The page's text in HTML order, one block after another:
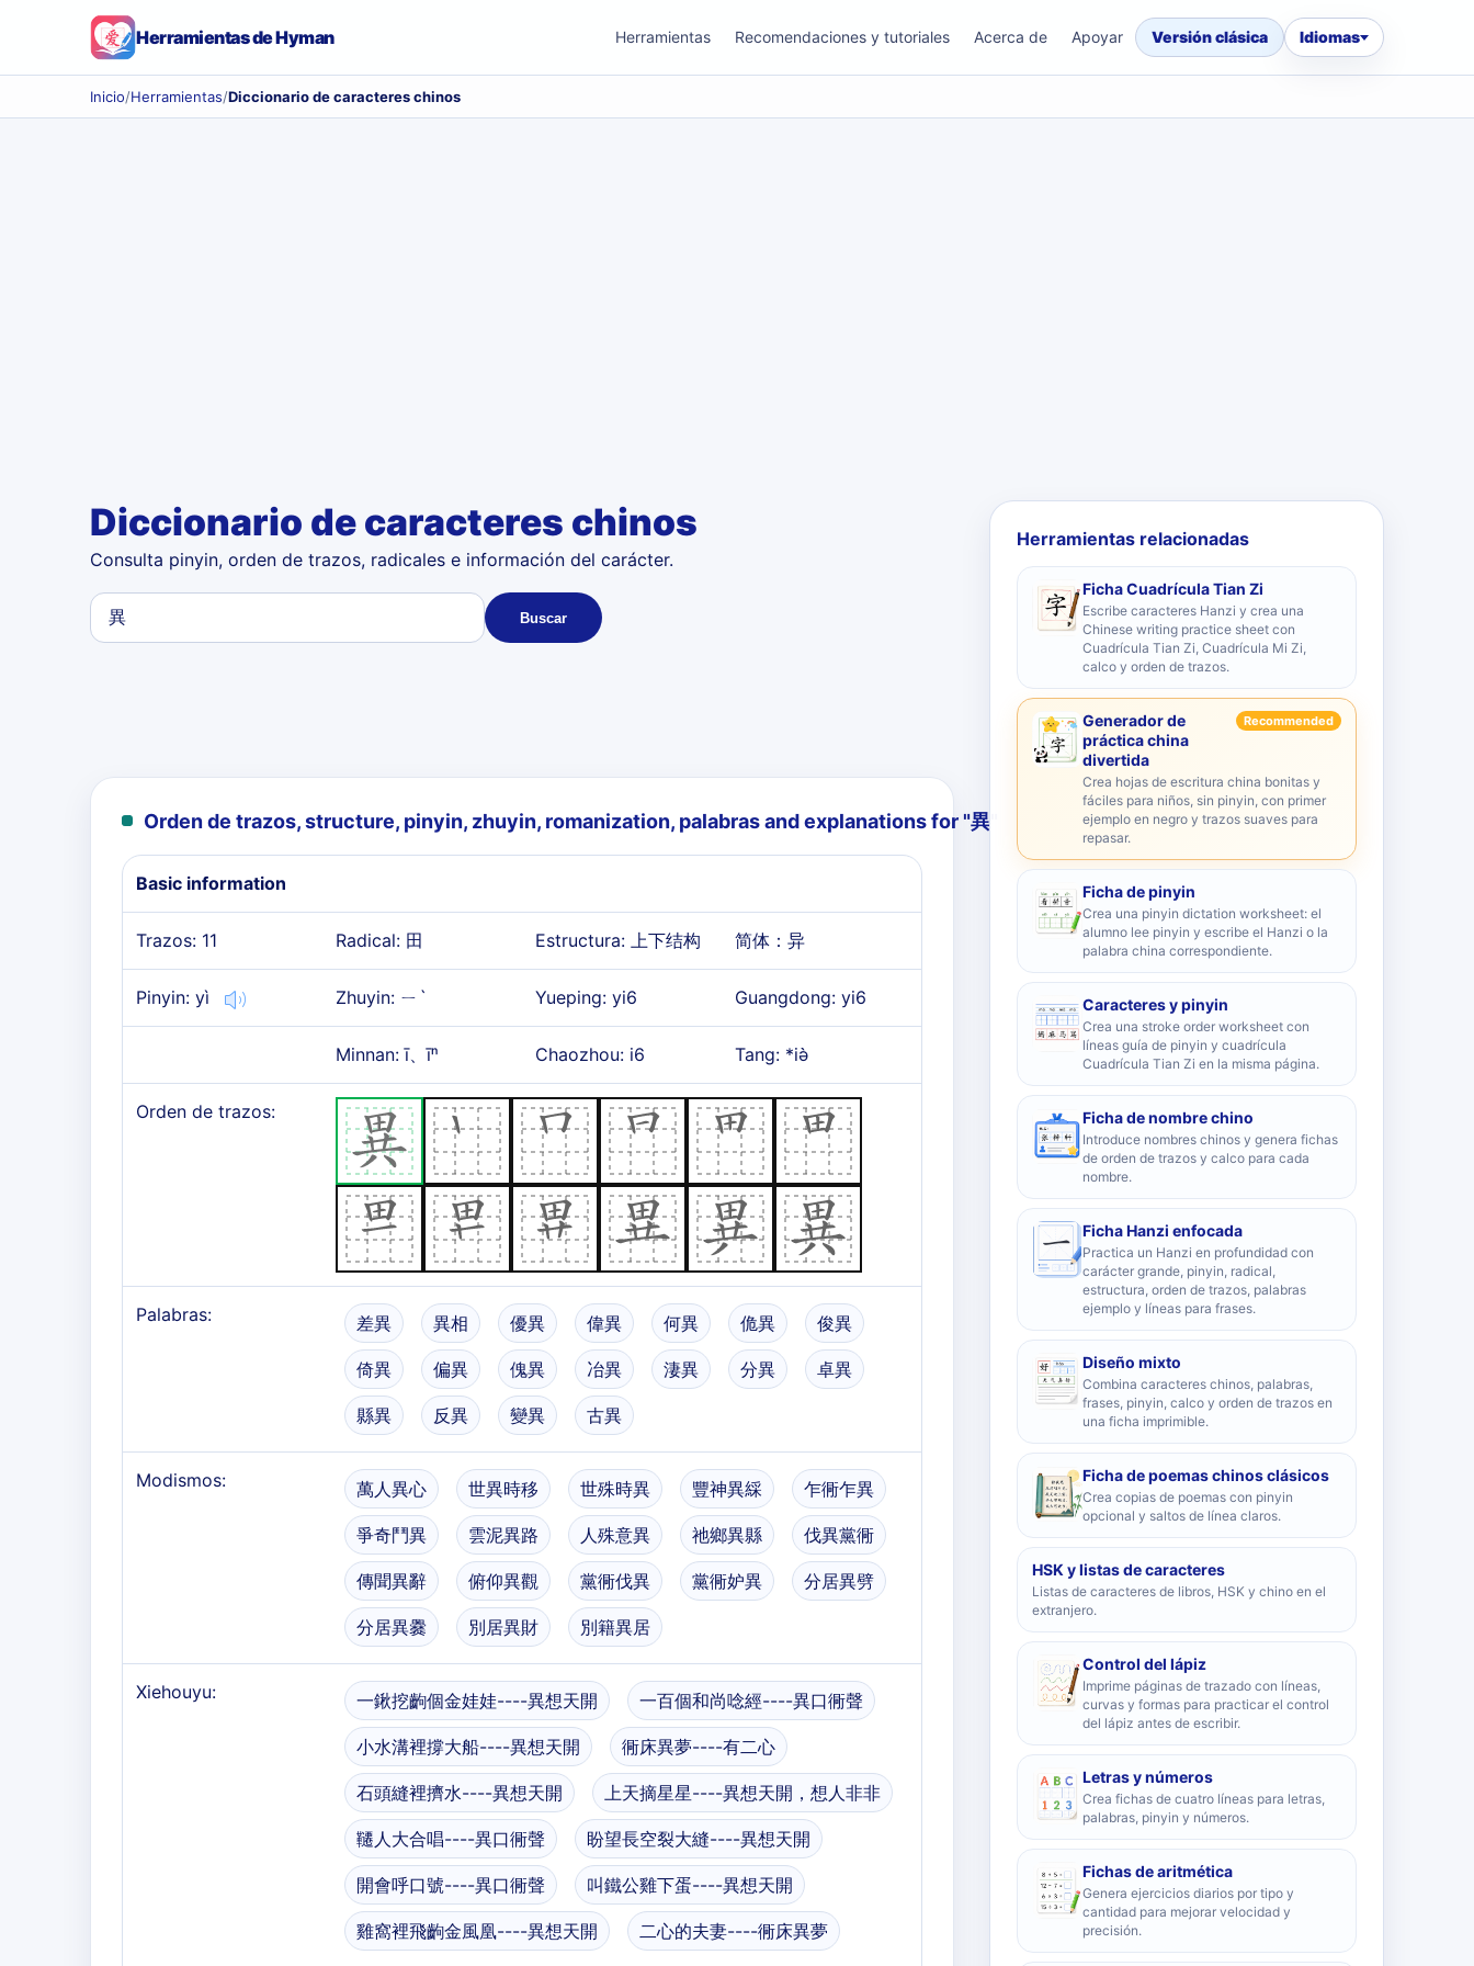
Herramientas de Hyman Herramientas Recomendaciones y tutoriales Acerca de Apoyar Versión clásica Idiomas
Inicio/Herramientas/Diccionario de caracteres chinos
Diccionario de caracteres chinos
Consulta pinyin, orden de trazos, radicales e información del carácter.
Buscar
Orden de trazos, structure, pinyin, zhuyin, romanization, palabras and explanations for "異
Basic information
Trazos: 11 Radical: 田 Estructura: 上下结构 简体： 异
Pinyin: yì Zhuyin: ㄧˋ Yueping: yi6 Guangdong: yi6
Minnan: ī、īⁿ Chaozhou: i6 Tang: *iə̀
Orden de trazos:
Palabras: 差異 異相 優異 偉異 何異 佹異 俊異
倚異 偏異 傀異 冶異 淒異 分異 卓異
縣異 反異 變異 古異
Modismos: 萬人異心 世異時移 世殊時異 豐神異綵 乍衕乍異
爭奇鬥異 雲泥異路 人殊意異 祂鄉異縣 伐異黨衕
傳聞異辭 俯仰異觀 黨衕伐異 黨衕妒異 分居異劈
分居異爨 別居異財 別籍異居
Xiehouyu: 一鍬挖齣個金娃娃----異想天開 一百個和尚唸經----異口衕聲
小水溝裡撐大船----異想天開 衕床異夢----有二心
石頭縫裡擠水----異想天開 上天摘星星----異想天開，想人非非
韆人大合唱----異口衕聲 盼望長空裂大縫----異想天開
開會呼口號----異口衕聲 叫鐵公雞下蛋----異想天開
雞窩裡飛齣金風凰----異想天開 二心的夫妻----衕床異夢
Herramientas relacionadas
Ficha Cuadrícula Tian Zi
Escribe caracteres Hanzi y crea una
Chinese writing practice sheet con
Cuadrícula Tian Zi, Cuadrícula Mi Zi,
calco y orden de trazos.
Generador de
práctica china
divertida
Recommended
Crea hojas de escritura china bonitas y
fáciles para niños, sin pinyin, con primer
ejemplo en negro y trazos suaves para
repasar.
Ficha de pinyin
Crea una pinyin dictation worksheet: el
alumno lee pinyin y escribe el Hanzi o la
palabra china correspondiente.
Caracteres y pinyin
Crea una stroke order worksheet con
líneas guía de pinyin y cuadrícula
Cuadrícula Tian Zi en la misma página.
Ficha de nombre chino
Introduce nombres chinos y genera fichas
de orden de trazos y calco para cada
nombre.
Ficha Hanzi enfocada
Practica un Hanzi en profundidad con
carácter grande, pinyin, radical,
estructura, orden de trazos, palabras
ejemplo y líneas para frases.
Diseño mixto
Combina caracteres chinos, palabras,
frases, pinyin, calco y orden de trazos en
una ficha imprimible.
Ficha de poemas chinos clásicos
Crea copias de poemas con pinyin
opcional y saltos de línea claros.
HSK y listas de caracteres
Listas de caracteres de libros, HSK y chino en el
extranjero.
Control del lápiz
Imprime páginas de trazado con líneas,
curvas y formas para practicar el control
del lápiz antes de escribir.
Letras y números
Crea fichas de cuatro líneas para letras,
palabras, pinyin y números.
Fichas de aritmética
Genera ejercicios diarios por tipo y
cantidad para mejorar velocidad y
precisión.